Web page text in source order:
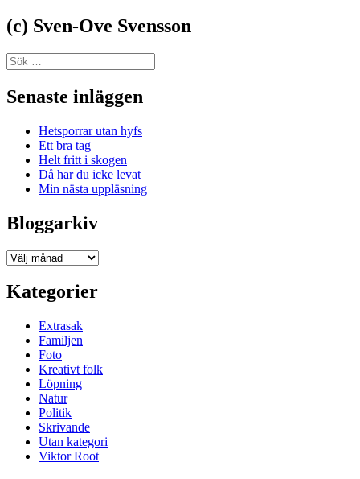
(c) Sven-Ove Svensson
Sök
efter:
Senaste inläggen
Hetsporrar utan hyfs
Ett bra tag
Helt fritt i skogen
Då har du icke levat
Min nästa uppläsning
Bloggarkiv
Bloggarkiv
Kategorier
Extrasak
Familjen
Foto
Kreativt folk
Löpning
Natur
Politik
Skrivande
Utan kategori
Viktor Root